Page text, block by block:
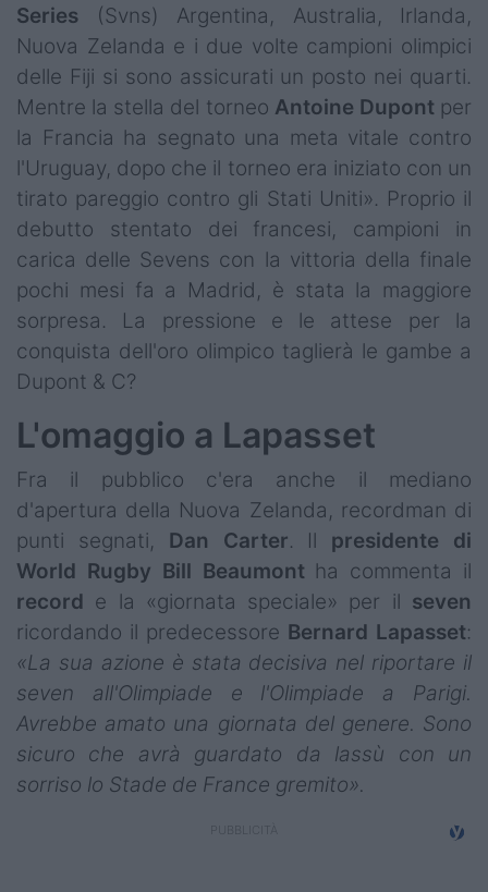
Series (Svns) Argentina, Australia, Irlanda,
Nuova Zelanda e i due volte campioni olimpici
delle Fiji si sono assicurati un posto nei quarti.
Mentre la stella del torneo Antoine Dupont per
la Francia ha segnato una meta vitale contro
l'Uruguay, dopo che il torneo era iniziato con un
tirato pareggio contro gli Stati Uniti». Proprio il
debutto stentato dei francesi, campioni in
carica delle Sevens con la vittoria della finale
pochi mesi fa a Madrid, è stata la maggiore
sorpresa. La pressione e le attese per la
conquista dell'oro olimpico taglierà le gambe a
Dupont & C?
L'omaggio a Lapasset
Fra il pubblico c'era anche il mediano
d'apertura della Nuova Zelanda, recordman di
punti segnati, Dan Carter. Il presidente di
World Rugby Bill Beaumont ha commenta il
record e la «giornata speciale» per il seven
ricordando il predecessore Bernard Lapasset:
«La sua azione è stata decisiva nel riportare il
seven all'Olimpiade e l'Olimpiade a Parigi.
Avrebbe amato una giornata del genere. Sono
sicuro che avrà guardato da lassù con un
sorriso lo Stade de France gremito».